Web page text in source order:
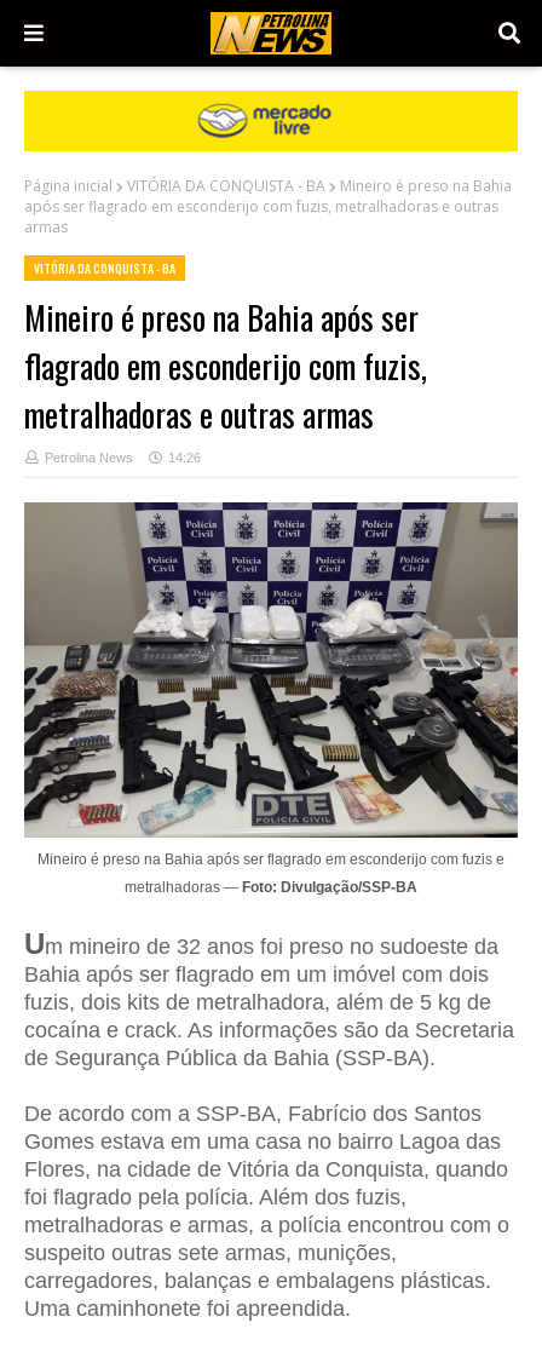
Página inicial VITÓRIA DA CONQUISTA - BA
Mineiro é preso na Bahia
após ser flagrado em esconderijo com fuzis, metralhadoras e outras
armas
VITÓRIA DA CONQUISTA - BA
Mineiro é preso na Bahia após ser
flagrado em esconderijo com fuzis,
metralhadoras e outras armas
Petrolina News 14:26
Mineiro é preso na Bahia após ser flagrado em esconderijo com fuzis e
metralhadoras — Foto: Divulgação/SSP-BA
Um mineiro de 32 anos foi preso no sudoeste da
Bahia após ser flagrado em um imóvel com dois
fuzis, dois kits de metralhadora, além de 5 kg de
cocaína e crack. As informações são da Secretaria
de Segurança Pública da Bahia (SSP-BA).
De acordo com a SSP-BA, Fabrício dos Santos
Gomes estava em uma casa no bairro Lagoa das
Flores, na cidade de Vitória da Conquista, quando
foi flagrado pela polícia. Além dos fuzis,
metralhadoras e armas, a polícia encontrou com o
suspeito outras sete armas, munições,
carregadores, balanças e embalagens plásticas.
Uma caminhonete foi apreendida.